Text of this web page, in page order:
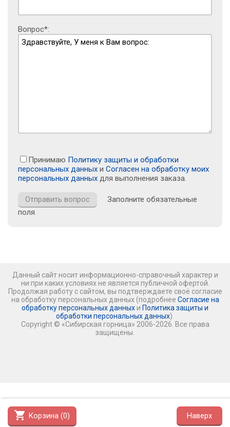
shopping_cart Корзина (0) Наверх
Вопрос*:
Принимаю Политику защиты и обработки
персональных данных и Согласен на обработку моих
персональных данных для выполнения заказа.
Заполните обязательные
поля
Данный сайт носит информационно-справочный характер и
ни при каких условиях не является публичной офертой.
Продолжая работу с сайтом, вы подтверждаете своё согласие
на обработку персональных данных (подробнее Согласие на
обработку персональных данных и Политика защиты и
обработки персональных данных).
Copyright © «Сибирская горница» 2006-2026. Все права
защищены.